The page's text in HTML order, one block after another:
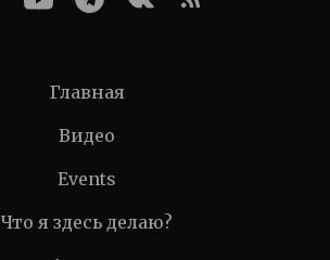
Главная
Видео
Events
Что я здесь делаю?